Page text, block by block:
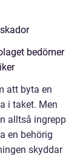
bedömer
att byta en
i taket. Men
alltså ingrepp
en behörig
skyddar